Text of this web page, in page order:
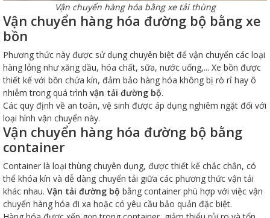
Vận chuyển hàng hóa bằng xe tải thùng
Vận chuyển hàng hóa đường bộ bằng xe
bồn
Phương thức này được sử dụng chuyên biệt để vận chuyển các loại
hàng lỏng như xăng dầu, hóa chất, sữa, nước uống,... Xe bồn được
thiết kế với bồn chứa kín, đảm bảo hàng hóa không bị rò rỉ hay ô
nhiễm trong quá trình vận tải đường bộ.
Các quy định về an toàn, vệ sinh được áp dụng nghiêm ngặt đối với
loại hình vận chuyển này.
Vận chuyển hàng hóa đường bộ bằng
container
Container là loại thùng chuyên dụng, được thiết kế chắc chắn, có
thể khóa kín và dễ dàng chuyển tải giữa các phương thức vận tải
khác nhau. Vận tải đường bộ bằng container phù hợp với việc vận
chuyển hàng hóa đi xa hoặc có yêu cầu bảo quản đặc biệt.